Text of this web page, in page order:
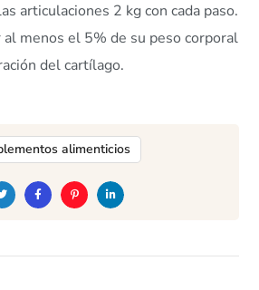
articulaciones 2 kg con cada paso.
menos el 5% de su peso corporal
del cartílago.
alimenticios